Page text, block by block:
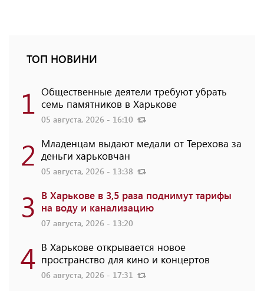
ТОП НОВИНИ
1 Общественные деятели требуют убрать
семь памятников в Харькове
05 августа, 2026 - 16:10
2 Младенцам выдают медали от Терехова за
деньги харьковчан
05 августа, 2026 - 13:38
3 В Харькове в 3,5 раза поднимут тарифы
на воду и канализацию
07 августа, 2026 - 13:20
4 В Харькове открывается новое
пространство для кино и концертов
06 августа, 2026 - 17:31